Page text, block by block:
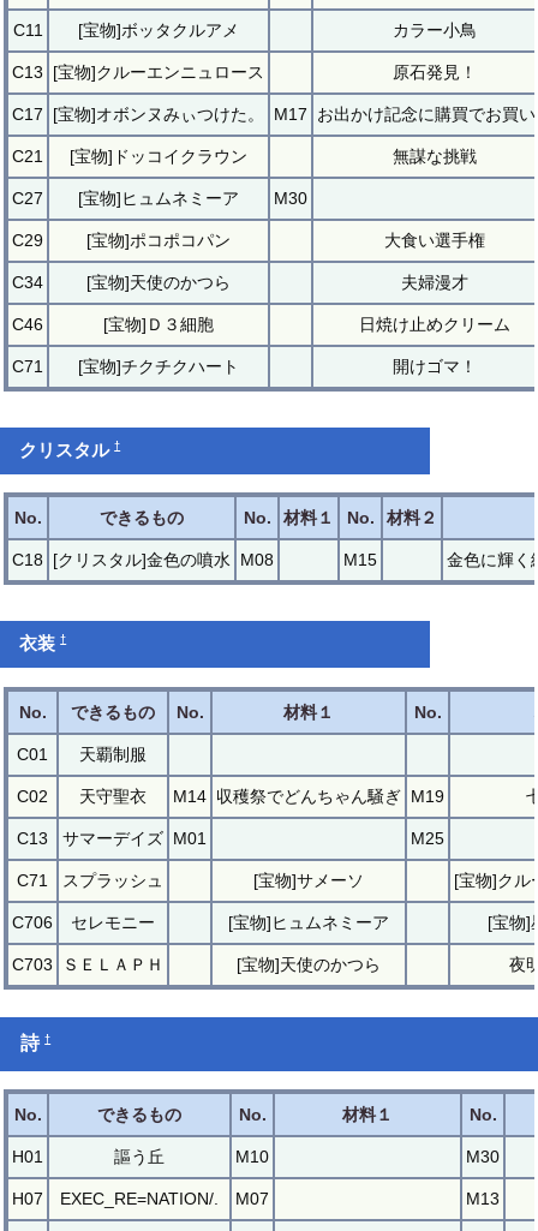
C11 [宝物]ボッタクルアメ カラー小鳥
C13 [宝物]クルーエンニュロース 原石発見！
C17 [宝物]オボンヌみぃつけた。 M17 お出かけ記念に購買でお買
C21 [宝物]ドッコイクラウン 無謀な挑戦
C27 [宝物]ヒュムネミーア M30
C29 [宝物]ポコポコパン 大食い選手権
C34 [宝物]天使のかつら 夫婦漫才
C46 [宝物]Ｄ３細胞 日焼け止めクリーム
C71 [宝物]チクチクハート 開けゴマ！
クリスタル†
No. できるもの No. 材料１ No. 材料２
C18 [クリスタル]金色の噴水 M08 M15 金色に輝く
衣装†
No. できるもの No. 材料１ No.
C01 天覇制服
C02 天守聖衣 M14 収穫祭でどんちゃん騒ぎ M19
C13 サマーデイズ M01 M25
C71 スプラッシュ [宝物]サメーソ [宝物]クル
C706 セレモニー [宝物]ヒュムネミーア [宝物]
C703 ＳＥＬＡＰＨ [宝物]天使のかつら 夜
詩†
No. できるもの No. 材料１ No.
H01 謳う丘 M10 M30
H07 EXEC_RE=NATION/. M07 M13